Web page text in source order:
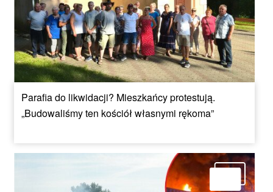
Parafia do likwidacji? Mieszkańcy protestują.
„Budowaliśmy ten kościół własnymi rękoma”